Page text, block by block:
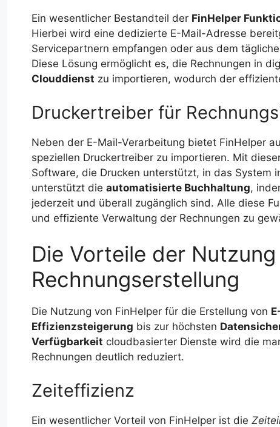
Ein wesentlicher Bestandteil der FinHelper
Hierbei wird eine dedizierte E-Mail-Adresse
Servicepartnern empfangen oder aus dem
Diese Lösung ermöglicht es, die Rechnungen in
Clouddienst zu importieren, wodurch der
Druckertreiber für
Neben der E-Mail-Verarbeitung bietet FinHelper
speziellen Druckertreiber zu importieren. Mit
Software, die Drucken unterstützt, in das System
unterstützt die automatisierte Buchhaltung,
jederzeit und überall zugänglich sind. Alle diese
und effiziente Verwaltung der Rechnungen zu
Die Vorteile der
Rechnungserstellung
Die Nutzung von FinHelper für die Erstellung von
Effizienzsteigerung bis zur höchsten
Verfügbarkeit cloudbasierter Dienste wird die
Rechnungen deutlich reduziert.
Zeiteffizienz
Ein wesentlicher Vorteil von FinHelper ist die